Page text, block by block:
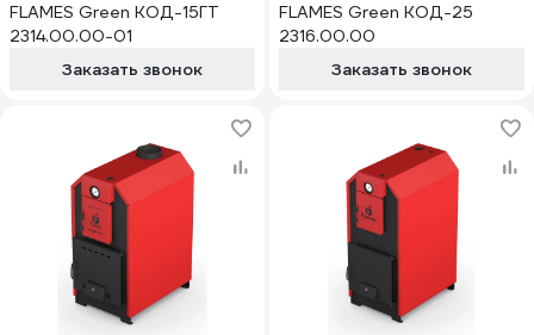
FLAMES Green КОД-15ГТ
2314.00.00-01
Заказать звонок
FLAMES Green КОД-25
2316.00.00
Заказать звонок